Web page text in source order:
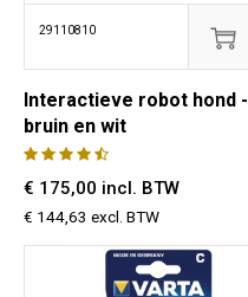
29110810
Interactieve robot hond -
bruin en wit
€ 175,00 incl. BTW
€ 144,63 excl. BTW